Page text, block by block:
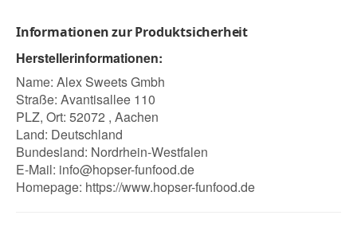
Informationen zur Produktsicherheit
Herstellerinformationen:
Name: Alex Sweets Gmbh
Straße: Avantisallee 110
PLZ, Ort: 52072 , Aachen
Land: Deutschland
Bundesland: Nordrhein-Westfalen
E-Mail: info@hopser-funfood.de
Homepage: https://www.hopser-funfood.de